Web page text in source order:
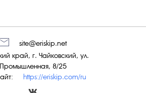
https://eriskip.com/ru
край, г. Чайковский, ул.
Промышленная, 8/25
site@eriskip.net